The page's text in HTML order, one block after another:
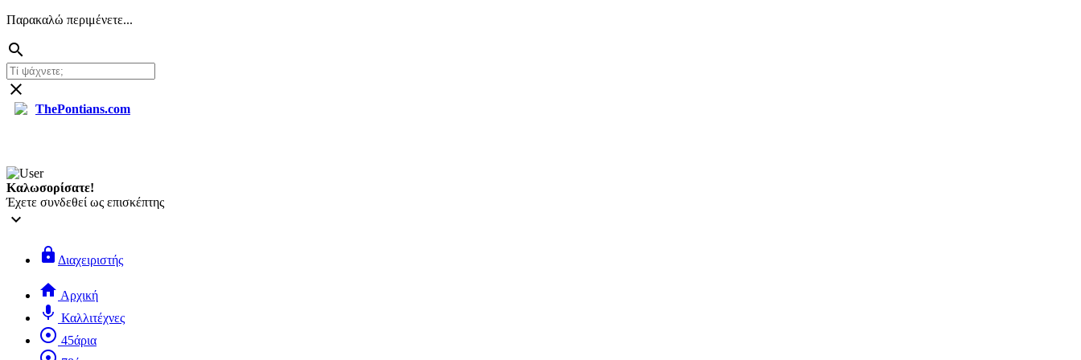
Παρακαλώ περιμένετε...
search
close
ThePontians.com
Καλωσορίσατε!
Έχετε συνδεθεί ως επισκέπτης
keyboard_arrow_down
lock Διαχειριστής
home Αρχική
mic Καλλιτέχνες
adjust 45άρια